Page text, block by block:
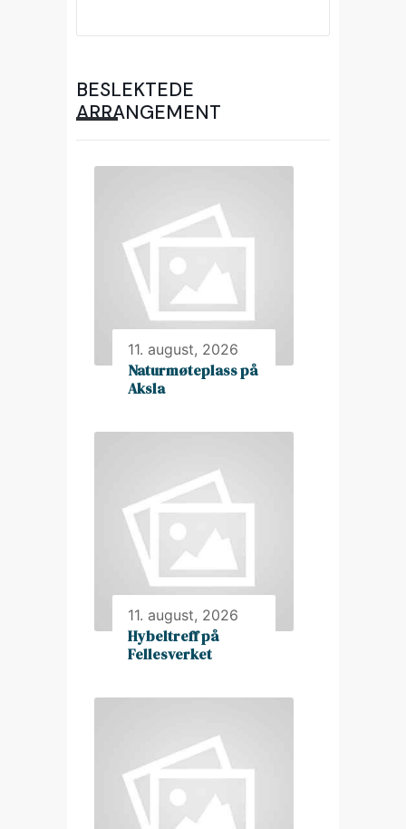
BESLEKTEDE
ARRANGEMENT
11. august, 2026
Naturmøteplass på
Aksla
11. august, 2026
Hybeltreff på
Fellesverket